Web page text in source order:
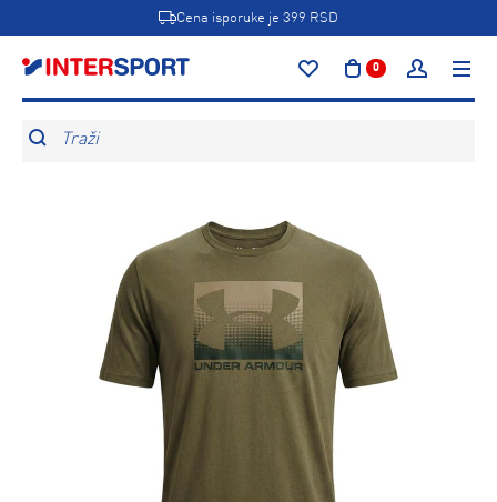
Cena isporuke je 399 RSD
0
Traži